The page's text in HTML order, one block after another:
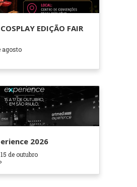
EDIÇÃO FAIR
agosto
2026
de outubro